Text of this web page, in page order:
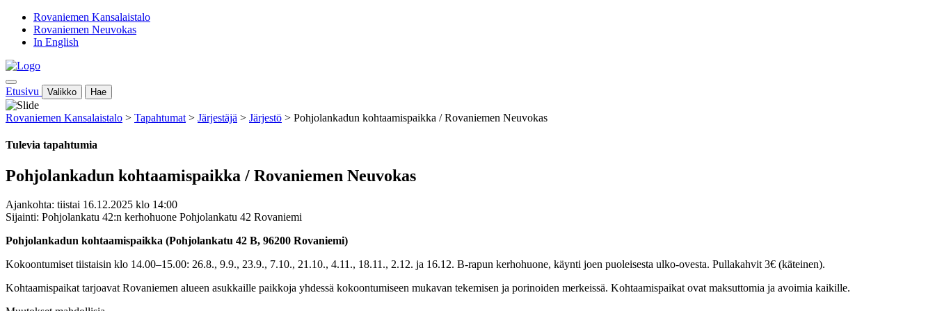
Rovaniemen Kansalaistalo
Rovaniemen Neuvokas
In English
Etusivu Valikko Hae
Rovaniemen Kansalaistalo > Tapahtumat > Järjestäjä > Järjestö > Pohjolankadun kohtaamispaikka / Rovaniemen Neuvokas
Tulevia tapahtumia
Pohjolankadun kohtaamispaikka / Rovaniemen Neuvokas
Ajankohta: tiistai 16.12.2025 klo 14:00
Sijainti: Pohjolankatu 42:n kerhohuone Pohjolankatu 42 Rovaniemi
Pohjolankadun kohtaamispaikka (Pohjolankatu 42 B, 96200 Rovaniemi)
Kokoontumiset tiistaisin klo 14.00–15.00: 26.8., 9.9., 23.9., 7.10., 21.10., 4.11., 18.11., 2.12. ja 16.12. B-rapun kerhohuone, käynti joen puoleisesta ulko-ovesta. Pullakahvit 3€ (käteinen).
Kohtaamispaikat tarjoavat Rovaniemen alueen asukkaille paikkoja yhdessä kokoontumiseen mukavan tekemisen ja porinoiden merkeissä. Kohtaamispaikat ovat maksuttomia ja avoimia kaikille.